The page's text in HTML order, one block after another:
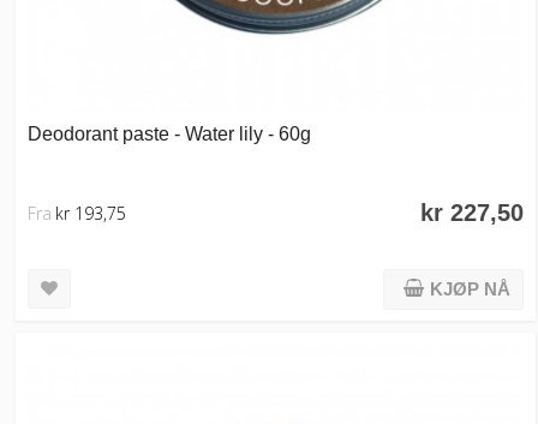
Deodorant paste - Water lily - 60g
kr 227,50
Fra kr 193,75
KJØP NÅ